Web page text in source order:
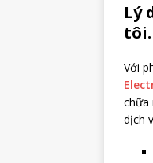
Lý
tôi.
Với
chữa
dịch